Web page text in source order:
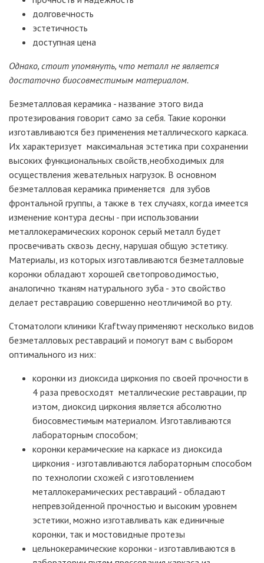
долговечность
эстетичность
доступная цена
Однако, стоит упомянуть, что металл не является
достаточно биосовместимым материалом.
Безметалловая керамика - название этого вида
протезирования говорит само за себя. Такие коронки
изготавливаются без применения металлического каркаса.
Их характеризует максимальная эстетика при сохранении
высоких функциональных свойств,необходимых для
осуществления жевательных нагрузок. В основном
безметалловая керамика применяется для зубов
фронтальной группы, а также в тех случаях, когда имеется
изменение контура десны - при использовании
металлокерамических коронок серый металл будет
просвечивать сквозь десну, нарушая общую эстетику.
Материалы, из которых изготавливаются безметалловые
коронки обладают хорошей светопроводимостью,
аналогично тканям натурального зуба - это свойство
делает реставрацию совершенно неотличимой во рту.
Стоматологи клиники Kraftway применяют несколько видов
безметалловых реставраций и помогут вам с выбором
оптимального из них:
коронки из диоксида циркония по своей прочности в
4 раза превосходят металлические реставрации, пр
иэтом, диоксид циркония является абсолютно
биосовместимым материалом. Изготавливаются
лабораторным способом;
коронки керамические на каркасе из диоксида
циркония - изготавливаются лабораторным способом
по технологии схожей с изготовлением
металлокерамических реставраций - обладают
непревзойденной прочностью и высоким уровнем
эстетики, можно изготавливать как единичные
коронки, так и мостовидные протезы
цельнокерамические коронки - изготавливаются в